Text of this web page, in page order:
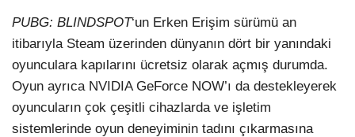
PUBG: BLINDSPOT‘un Erken Erişim sürümü an
itibarıyla Steam üzerinden dünyanın dört bir yanındaki
oyunculara kapılarını ücretsiz olarak açmış durumda.
Oyun ayrıca NVIDIA GeForce NOW’ı da destekleyerek
oyuncuların çok çeşitli cihazlarda ve işletim
sistemlerinde oyun deneyiminin tadını çıkarmasına